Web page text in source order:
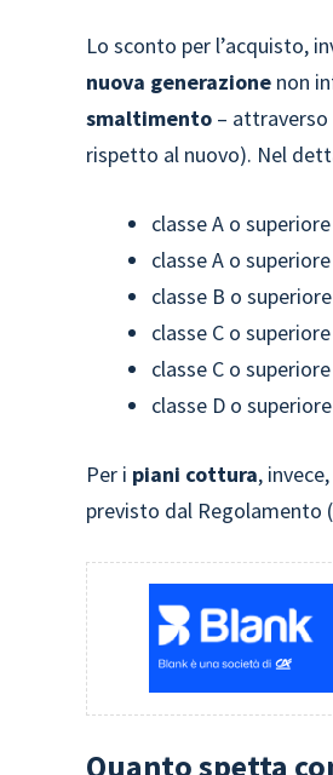
Lo sconto per l’acquisto,
nuova generazione non
smaltimento – attraverso
rispetto al nuovo). Nel
classe A o
classe A o
classe B o
classe C o
classe C o
classe D o
Per i piani cottura,
previsto dal Regolamento
Quanto spetta